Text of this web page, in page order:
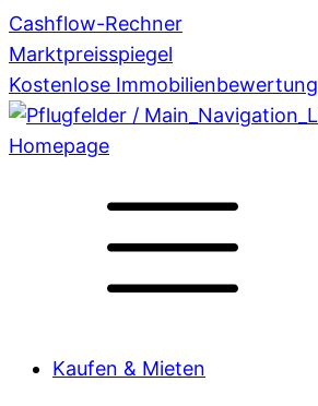
Cashflow-Rechner
Marktpreisspiegel
Kostenlose Immobilienbewertung
Homepage
Kaufen & Mieten